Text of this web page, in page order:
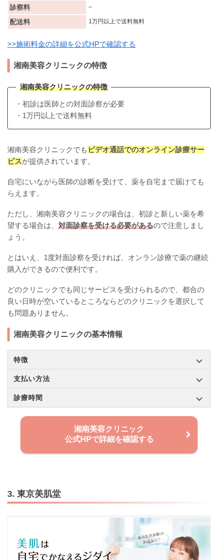
診察料 –
配送料 1万円以上で送料無料
>>施術料金の詳細を公式HPで確認する
湘南美容クリニックの特徴
湘南美容クリニックの特徴
・初診は医師との対面診察が必要
・1万円以上で送料無料
湘南美容クリニックでも ビデオ通話でのオンライン診療サー
ビスが提供されています。
自宅にいながら医師の診断を受けて、薬を自宅まで届けても
らえます。
ただし、湘南美容クリニックの場合は、初診と新しい薬を希
望する場合は、 対面診察を受ける必要があるので注意しまし
ょう。
とはいえ、1度対面診察を受ければ、オンラン診療で薬の継続
購入ができるので便利です。
どのクリニックでも同じサービスを受けられるので、都合の
良い日時が空いているところならどのクリニックを選択して
も問題ありません。
湘南美容クリニックの基本情報
特徴
支払い方法
診療時間
湘南美容クリニック
公式HPで詳細を確認する
3. 東京美肌堂